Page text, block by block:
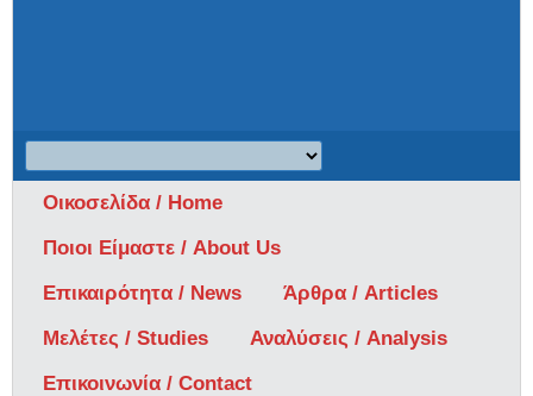
Οικοσελίδα / Home
Ποιοι Είμαστε / About Us
Επικαιρότητα / News
Άρθρα / Articles
Μελέτες / Studies
Αναλύσεις / Analysis
Επικοινωνία / Contact